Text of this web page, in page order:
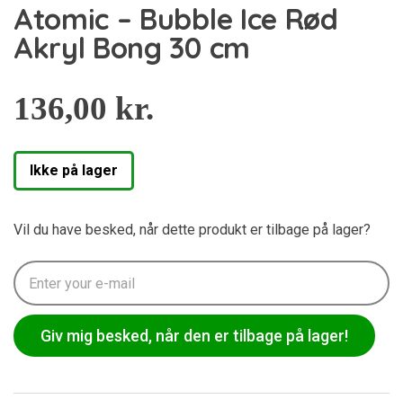
Atomic – Bubble Ice Rød
Akryl Bong 30 cm
136,00 kr.
Ikke på lager
Vil du have besked, når dette produkt er tilbage på lager?
Giv mig besked, når den er tilbage på lager!